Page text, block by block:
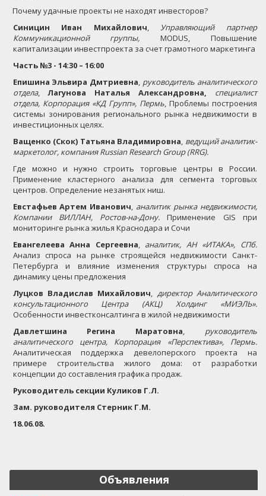
Почему удачные проекты не находят инвесторов?
Синицин Иван Михайлович,Управляющий партнер
Коммуникационной группы,MODUS, Повышение
капитализации инвестпроекта за счет грамотного маркетинга
Часть №3 - 14:30 – 16:00
Епишина Эльвира Дмтриевна, руководитель аналитического
отдела,Лагунова Наталья Александровна,
специалист
отдела, Корпорация «КД Групп», Пермь, Проблемы построения
системы зонирования регионального рынка недвижимости в
инвестиционных целях.
Ващенко (Скок) Татьяна Владимировна, ведущий аналитик-
маркетолог, компанияRussian Research Group(RRG).
Где можно и нужно строить торговые центры в России.
Применение кластерного анализа для сегмента торговых
центров. Определение незанятых ниш.
Евстафьев Артем Иванович, аналитик рынка недвижимости,
Компании ВИЛЛАН, Ростов-на-Дону. Применение GIS при
мониторинге рынка жилья Краснодара и Сочи
Евангелеева Анна Сергеевна, аналитик, АН «ИТАКА», СПб.
Анализ спроса на рынке строящейся недвижимости Санкт-
Петербурга и влияние изменения структуры спроса на
динамику цены предложения
Луцков Владислав Михайлович, директор Аналитического
консультационного Центра (АКЦ) Холдинг «МИЭЛЬ».
Особенности инвестконсалтинга в жилой недвижимости
Давлетшина Регина Маратовна, руководитель
аналитического центра, Корпорация «Перспектива», Пермь.
Аналитическая поддержка девелоперского проекта на
примере строительства жилого дома: от разработки
концепции до составления графика продаж.
Руководитель секции Куликов Г.Л.
Зам. руководителя Стерник Г.М.
18.06.08.
Объявления